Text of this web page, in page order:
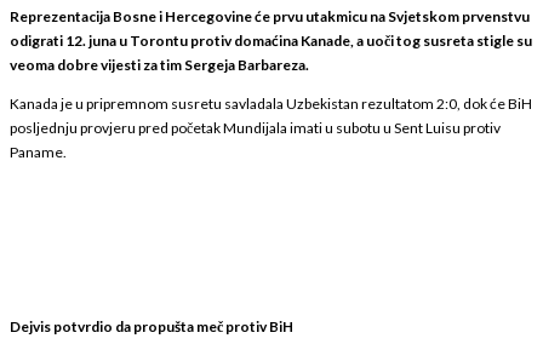
Reprezentacija Bosne i Hercegovine će prvu utakmicu na Svjetskom prvenstvu
odigrati 12. juna u Torontu protiv domaćina Kanade, a uoči tog susreta stigle su
veoma dobre vijesti za tim Sergeja Barbareza.
Kanada je u pripremnom susretu savladala Uzbekistan rezultatom 2:0, dok će BiH
posljednju provjeru pred početak Mundijala imati u subotu u Sent Luisu protiv
Paname.
Dejvis potvrdio da propušta meč protiv BiH